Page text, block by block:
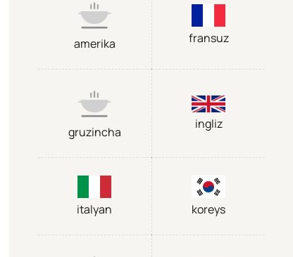
amerika fransuz
gruzincha
ingliz
italyan koreys